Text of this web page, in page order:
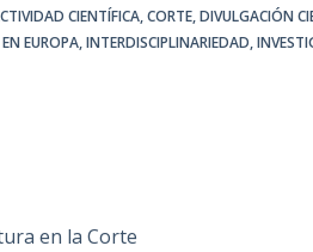
CIENTÍFICA,CORTE,DIVULGACIÓN
EUROPA,INTERDISCIPLINARIEDAD,
en la Corte